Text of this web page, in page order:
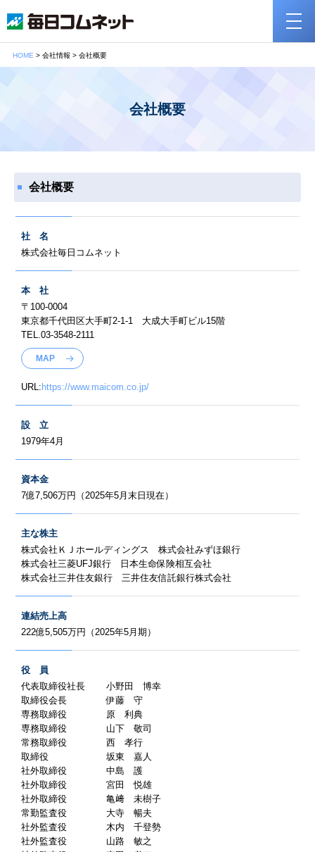
HOME > 会社情報 > 会社概要
会社概要
会社概要
社 名
株式会社毎日コムネット
本 社
〒100-0004
東京都千代田区大手町2-1-1 大成大手町ビル15階
TEL.03-3548-2111
MAP
URL: https://www.maicom.co.jp/
設 立
1979年4月
資本金
7億7,506万円（2025年5月末日現在）
主な株主
株式会社ＫＪホールディングス 株式会社みずほ銀行
株式会社三菱UFJ銀行 日本生命保険相互会社
株式会社三井住友銀行 三井住友信託銀行株式会社
連結売上高
222億5,505万円（2025年5月期）
役 員
代表取締役社長
小野田 博幸
取締役会長
伊藤 守
専務取締役
原 利典
専務取締役
山下 敬司
常務取締役
西 孝行
取締役
坂東 嘉人
社外取締役
中島 護
社外取締役
宮田 悦雄
社外取締役
亀﨑 未樹子
常勤監査役
大寺 暢夫
社外監査役
木内 千登勢
社外監査役
山路 敏之